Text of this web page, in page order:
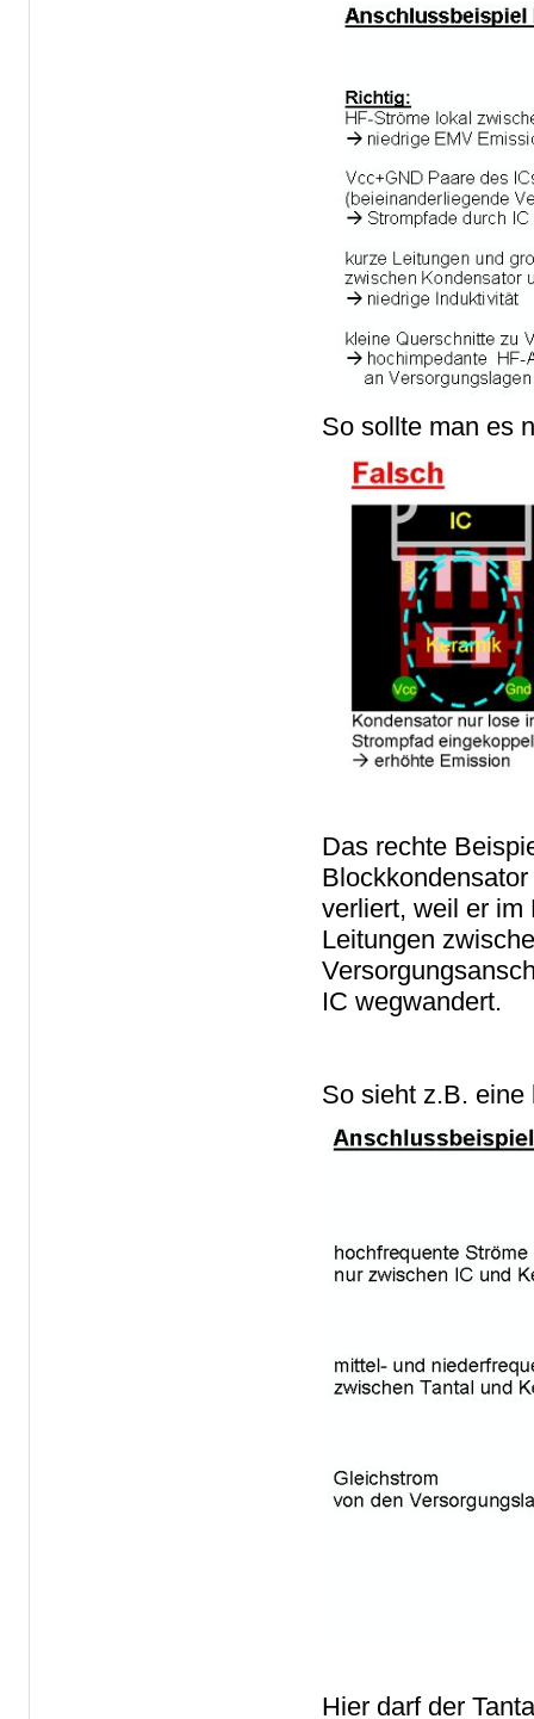
So sollte man es
Das rechte
verliert, weil er im
Leitungen
IC wegwandert.
So sieht z.B.
Hier darf der